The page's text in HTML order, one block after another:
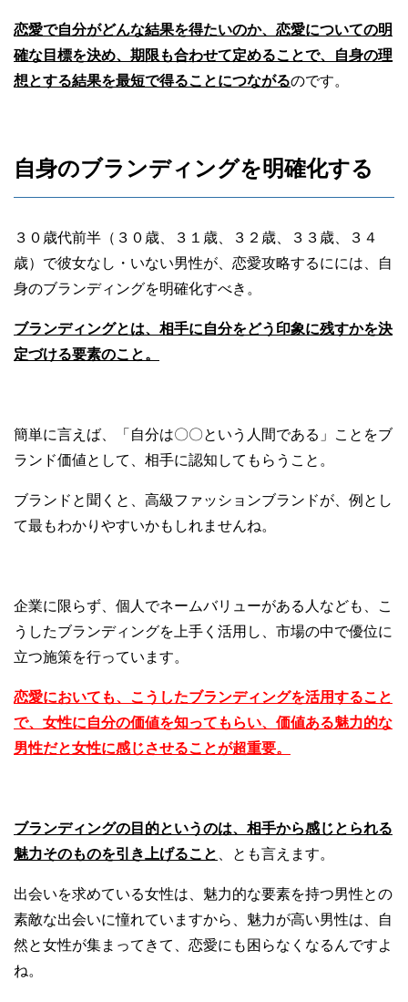
恋愛で自分がどんな結果を得たいのか、恋愛についての明
確な目標を決め、期限も合わせて定めることで、自身の理
想とする結果を最短で得ることにつながるのです。
自身のブランディングを明確化する
３０歳代前半（３０歳、３１歳、３２歳、３３歳、３４
歳）で彼女なし・いない男性が、恋愛攻略するにには、自
身のブランディングを明確化すべき。
ブランディングとは、相手に自分をどう印象に残すかを決
定づける要素のこと。
簡単に言えば、「自分は〇〇という人間である」ことをブ
ランド価値として、相手に認知してもらうこと。
ブランドと聞くと、高級ファッションブランドが、例とし
て最もわかりやすいかもしれませんね。
企業に限らず、個人でネームバリューがある人なども、こ
うしたブランディングを上手く活用し、市場の中で優位に
立つ施策を行っています。
恋愛においても、こうしたブランディングを活用すること
で、女性に自分の価値を知ってもらい、価値ある魅力的な
男性だと女性に感じさせることが超重要。
ブランディングの目的というのは、 相手から感じとられる
魅力そのものを引き上げること 、とも言えます。
出会いを求めている女性は、魅力的な要素を持つ男性との
素敵な出会いに憧れていますから、魅力が高い男性は、自
然と女性が集まってきて、恋愛にも困らなくなるんですよ
ね。